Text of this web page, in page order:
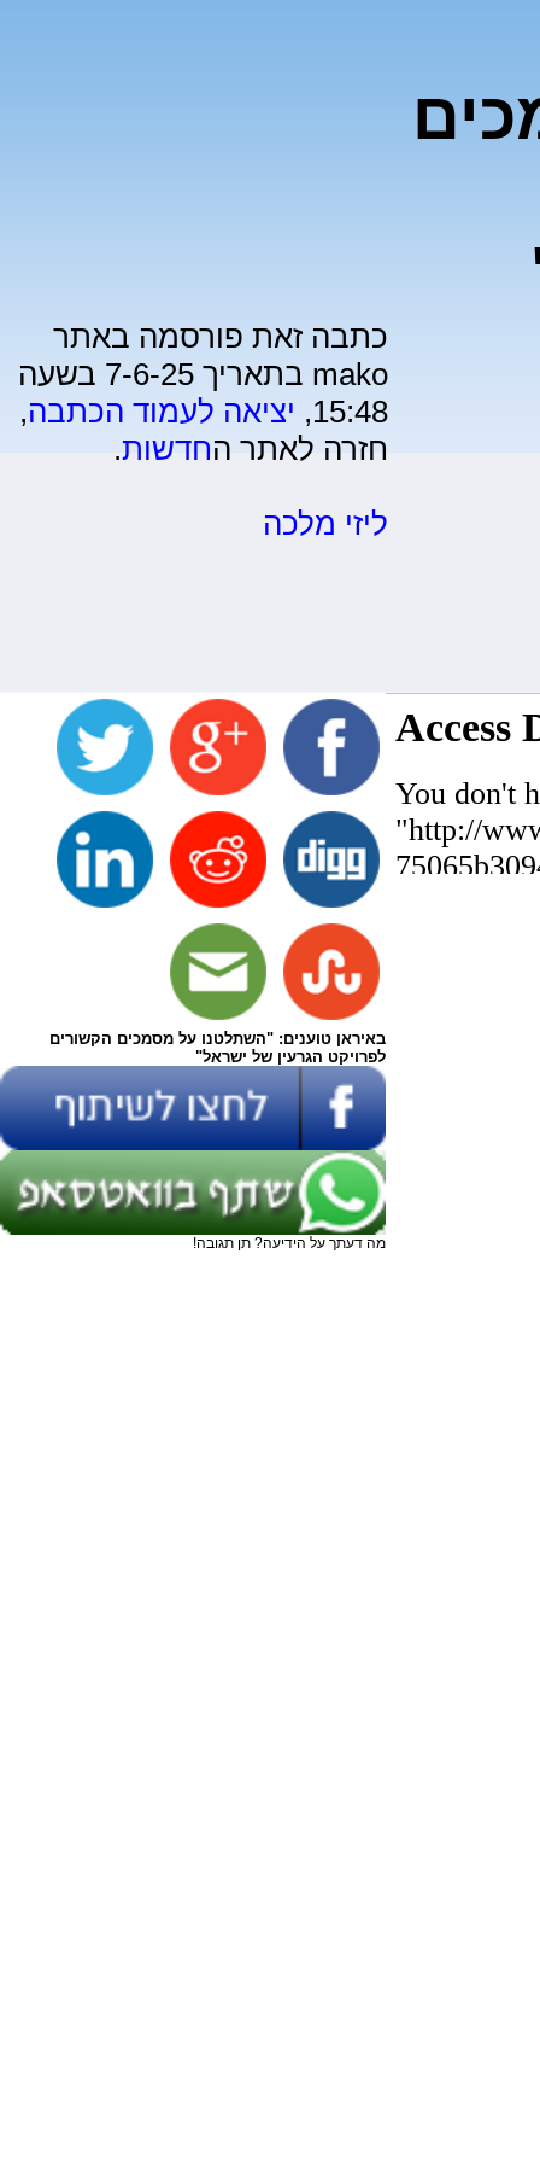
כתבה זאת פורסמה באתר
mako בתאריך 7-6-25 בשעה
15:48, יציאה לעמוד הכתבה,
חזרה לאתר החדשות.
ליזי מלכה
באיראן טוענים: "השתלטנו על מסמכים הקשורים
לפרויקט הגרעין של ישראל"
מה דעתך על הידיעה? תן תגובה!